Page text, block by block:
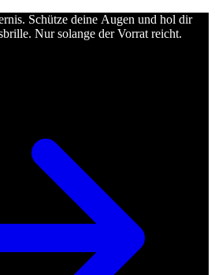
Schütze deine Augen und hol dir
Nur solange der Vorrat reicht.